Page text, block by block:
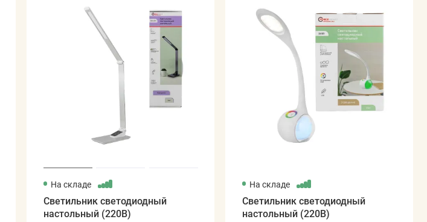
На складе
Светильник светодиодный
настольный (220В)
На складе
Светильник светодиодный
настольный (220В)